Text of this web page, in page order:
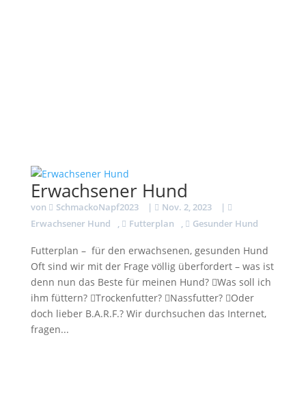
Erwachsener Hund
von SchmackoNapf2023 | Nov. 2, 2023
|
Erwachsener Hund
, Futterplan , Gesunder Hund
Futterplan – für den erwachsenen, gesunden Hund
Oft sind wir mit der Frage völlig überfordert – was ist
denn nun das Beste für meinen Hund? Was soll ich
ihm füttern? Trockenfutter? Nassfutter? Oder
doch lieber B.A.R.F.? Wir durchsuchen das Internet,
fragen...